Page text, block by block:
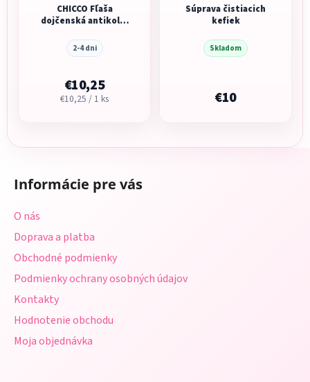
CHICCO Fľaša
dojčenská antikolik
ml
2-4 dni
€10,25
Jednotková
€10,25 / 1 ks
Súprava čistiacich
kefiek
Skladom
€10
Informácie pre vás
O nás
Doprava a platba
Obchodné podmienky
Podmienky ochrany osobných údajov
Kontakty
Hodnotenie obchodu
Moja objednávka